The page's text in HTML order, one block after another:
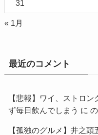
31
« 1月
最近のコメント
【悲報】ワイ、ストロ
ず毎日飲んでしまう に
【孤独のグルメ】井之